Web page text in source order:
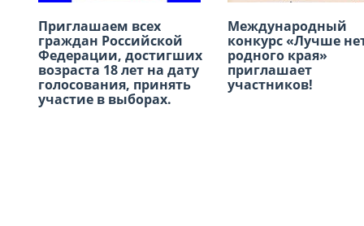
Приглашаем всех
граждан Российской
Федерации, достигших
возраста 18 лет на дату
голосования, принять
участие в выборах.
Международный
конкурс «Лучше
родного края»
приглашает
участников!
В честь
Международного дня
дружбы приглашаем
вас провести
субботний день в
Русском доме в Лиме!
22 июня — День
и скорби «Свеча
памяти»